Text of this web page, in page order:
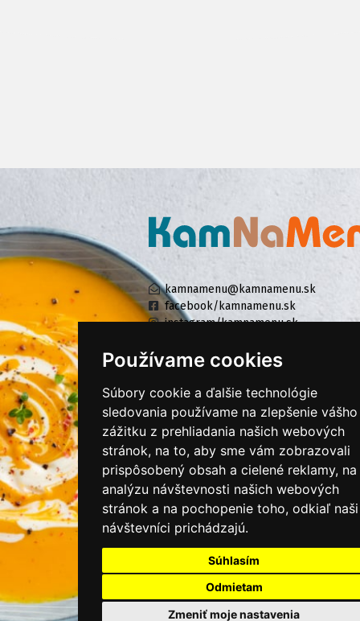
Používame cookies
Súbory cookie a ďalšie technológie
sledovania používame na zlepšenie vášho
zážitku z prehliadania našich webových
stránok, na to, aby sme vám zobrazovali
prispôsobený obsah a cielené reklamy, na
analýzu návštevnosti našich webových
stránok a na pochopenie toho, odkiaľ naši
návštevníci prichádzajú.
Súhlasím
Odmietam
Zmeniť moje nastavenia
kamnamenu@kamnamenu.sk
facebook/kamnamenu.sk
instagram/kamnamenu.sk
PRIHLÁSIŤ SA DO ZÁKAZNÍCKEJ ZÓNY
Všeobecné obchodné podmienky
Ochrana osobných údajov
Cookies
Moje KamNaMenu
Pridať reštauráciu
Cenník balíkov